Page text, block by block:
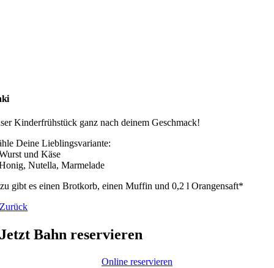
Kinderfrühstück ganz nach deinem Geschmack!
Deine Lieblingsvariante:
und Käse
Nutella, Marmelade
gibt es einen Brotkorb, einen Muffin und 0,2 l Orangensaft*
Zurück
Jetzt Bahn reservieren
Online reservieren